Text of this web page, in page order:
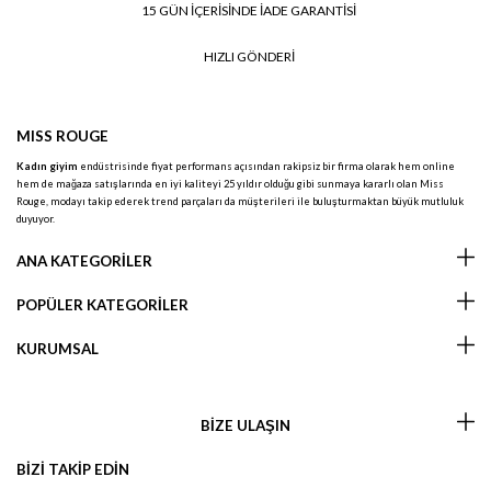
15 GÜN İÇERİSİNDE İADE GARANTİSİ
HIZLI GÖNDERİ
MISS ROUGE
Kadın giyim endüstrisinde fiyat performans açısından rakipsiz bir firma olarak hem online
hem de mağaza satışlarında en iyi kaliteyi 25 yıldır olduğu gibi sunmaya kararlı olan Miss
Rouge, modayı takip ederek trend parçaları da müşterileri ile buluşturmaktan büyük mutluluk
duyuyor.
ANA KATEGORİLER
POPÜLER KATEGORİLER
KURUMSAL
BİZE ULAŞIN
BİZİ TAKİP EDİN